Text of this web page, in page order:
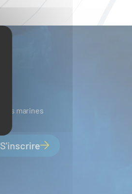
marines
S'inscrire